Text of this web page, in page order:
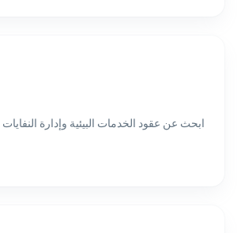
ابحث عن عقود الخدمات البيئية وإدارة